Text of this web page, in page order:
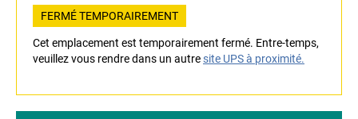
FERMÉ TEMPORAIREMENT
Cet emplacement est temporairement fermé. Entre-temps,
veuillez vous rendre dans un autresite UPS à proximité.